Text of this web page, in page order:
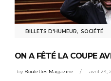
BILLETS D'HUMEUR, SOCIÉTÉ
ON A FÊTÉ LA COUPE
by Boulettes Magazine avril 24,